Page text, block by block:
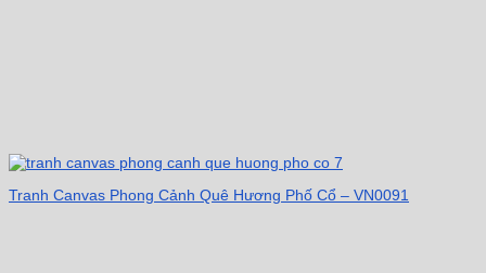
Tranh Canvas Phong Cảnh Quê Hương Phố Cổ – VN0091